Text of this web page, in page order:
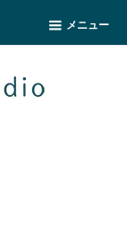
メニュー